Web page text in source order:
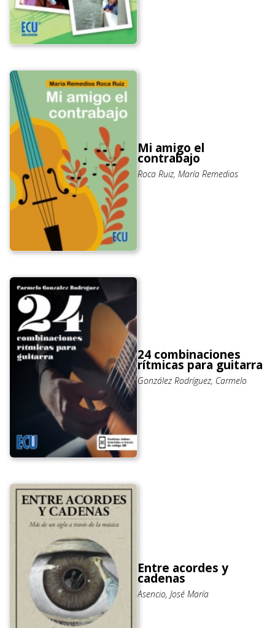
Mi amigo el
contrabajo
Roca Ruiz, María Remedios
24 combinaciones
rítmicas para guitarra
González Rodríguez, Carmelo
Entre acordes y
cadenas
Asencio, José María